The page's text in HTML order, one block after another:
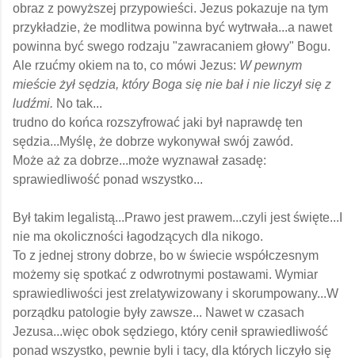
obraz z powyższej przypowieści. Jezus pokazuje na tym
przykładzie, że modlitwa powinna być wytrwała...a nawet
powinna być swego rodzaju "zawracaniem głowy" Bogu.
Ale rzućmy okiem na to, co mówi Jezus: W pewnym
mieście żył sędzia, który Boga się nie bał i nie liczył się z
ludźmi. No tak...
trudno do końca rozszyfrować jaki był naprawdę ten
sędzia...Myślę, że dobrze wykonywał swój zawód.
Może aż za dobrze...może wyznawał zasadę:
sprawiedliwość ponad wszystko...
Był takim legalistą...Prawo jest prawem...czyli jest święte...I
nie ma okoliczności łagodzących dla nikogo.
To z jednej strony dobrze, bo w świecie współczesnym
możemy się spotkać z odwrotnymi postawami. Wymiar
sprawiedliwości jest zrelatywizowany i skorumpowany...W
porządku patologie były zawsze... Nawet w czasach
Jezusa...więc obok sędziego, który cenił sprawiedliwość
ponad wszystko, pewnie byli i tacy, dla których liczyło się